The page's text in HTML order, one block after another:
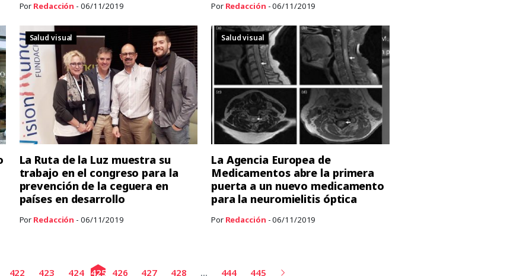
Por Redacción - 06/11/2019 Por Redacción - 06/11/2019
Salud visual
La Ruta de la Luz muestra su
trabajo en el congreso para la
prevención de la ceguera en
países en desarrollo
Por Redacción - 06/11/2019
Salud visual
La Agencia Europea de
Medicamentos abre la primera
puerta a un nuevo medicamento
para la neuromielitis óptica
Por Redacción - 06/11/2019
422 423 424 425 426 427 428 ... 444 445